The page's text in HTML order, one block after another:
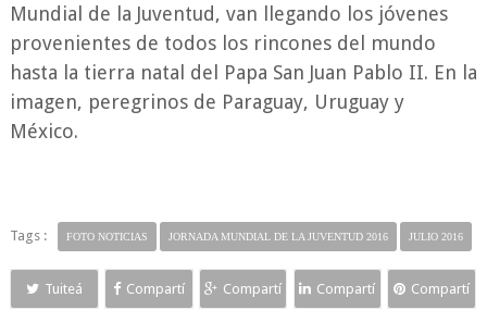
Mundial de la Juventud, van llegando los jóvenes
provenientes de todos los rincones del mundo
hasta la tierra natal del Papa San Juan Pablo II. En la
imagen, peregrinos de Paraguay, Uruguay y
México.
Tags : FOTO NOTICIAS JORNADA MUNDIAL DE LA JUVENTUD 2016 JULIO 2016
Tuiteá Compartí Compartí Compartí Compartí